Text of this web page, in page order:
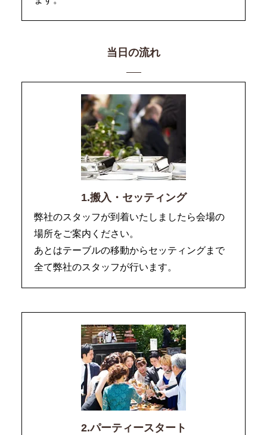
当日の流れ
1.搬入・セッティング
弊社のスタッフが到着いたしましたら会場の
場所をご案内ください。
あとはテーブルの移動からセッティングまで
全て弊社のスタッフが行います。
2.パーティースタート